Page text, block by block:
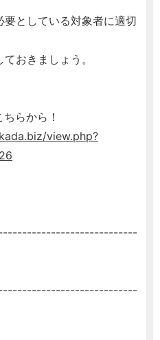
要としている対象者に適切
おきましょう。
らから！
view.php?